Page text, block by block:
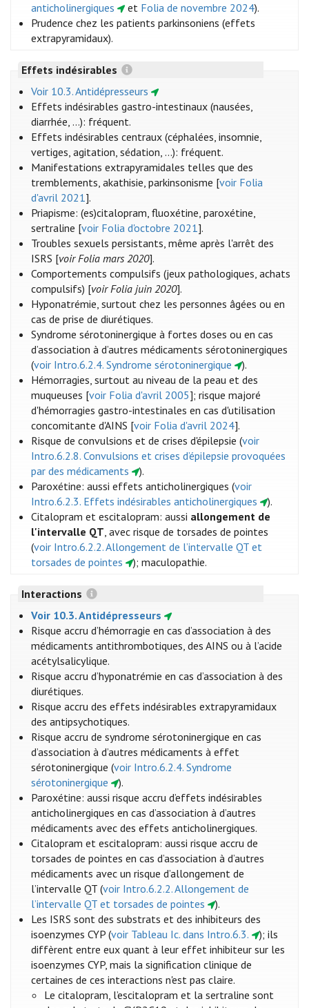
anticholinergiques et Folia de novembre 2024).
Prudence chez les patients parkinsoniens (effets
extrapyramidaux).
Effets indésirables
Voir 10.3. Antidépresseurs
Effets indésirables gastro-intestinaux (nausées,
diarrhée, ...): fréquent.
Effets indésirables centraux (céphalées, insomnie,
vertiges, agitation, sédation, ...): fréquent.
Manifestations extrapyramidales telles que des
tremblements, akathisie, parkinsonisme [voir Folia
d'avril 2021].
Priapisme: (es)citalopram, fluoxétine, paroxétine,
sertraline [voir Folia d'octobre 2021].
Troubles sexuels persistants, même après l'arrêt des
ISRS [voir Folia mars 2020].
Comportements compulsifs (jeux pathologiques, achats
compulsifs) [voir Folia juin 2020].
Hyponatrémie, surtout chez les personnes âgées ou en
cas de prise de diurétiques.
Syndrome sérotoninergique à fortes doses ou en cas
d’association à d’autres médicaments sérotoninergiques
(voir Intro.6.2.4. Syndrome sérotoninergique
).
Hémorragies, surtout au niveau de la peau et des
muqueuses [voir Folia d'avril 2005]; risque majoré
d'hémorragies gastro-intestinales en cas d'utilisation
concomitante d'AINS [voir Folia d'avril 2024].
Risque de convulsions et de crises d'épilepsie (voir
Intro.6.2.8. Convulsions et crises d’épilepsie provoquées
par des médicaments
).
Paroxétine: aussi effets anticholinergiques (voir
Intro.6.2.3. Effets indésirables anticholinergiques
).
Citalopram et escitalopram: aussi allongement de
l'intervalle QT, avec risque de torsades de pointes
(voir Intro.6.2.2. Allongement de l’intervalle QT et
torsades de pointes
); maculopathie.
Interactions
Voir 10.3. Antidépresseurs
Risque accru d’hémorragie en cas d’association à des
médicaments antithrombotiques, des AINS ou à l’acide
acétylsalicylique.
Risque accru d’hyponatrémie en cas d’association à des
diurétiques.
Risque accru des effets indésirables extrapyramidaux
des antipsychotiques.
Risque accru de syndrome sérotoninergique en cas
d’association à d’autres médicaments à effet
sérotoninergique (voir Intro.6.2.4. Syndrome
sérotoninergique
).
Paroxétine: aussi risque accru d’effets indésirables
anticholinergiques en cas d’association à d’autres
médicaments avec des effets anticholinergiques.
Citalopram et escitalopram: aussi risque accru de
torsades de pointes en cas d’association à d’autres
médicaments avec un risque d’allongement de
l’intervalle QT (voir Intro.6.2.2. Allongement de
l’intervalle QT et torsades de pointes
).
Les ISRS sont des substrats et des inhibiteurs des
isoenzymes CYP (voir Tableau Ic. dans Intro.6.3.
); ils
diffèrent entre eux quant à leur effet inhibiteur sur les
isoenzymes CYP, mais la signification clinique de
certaines de ces interactions n'est pas claire.
Le citalopram, l’escitalopram et la sertraline sont